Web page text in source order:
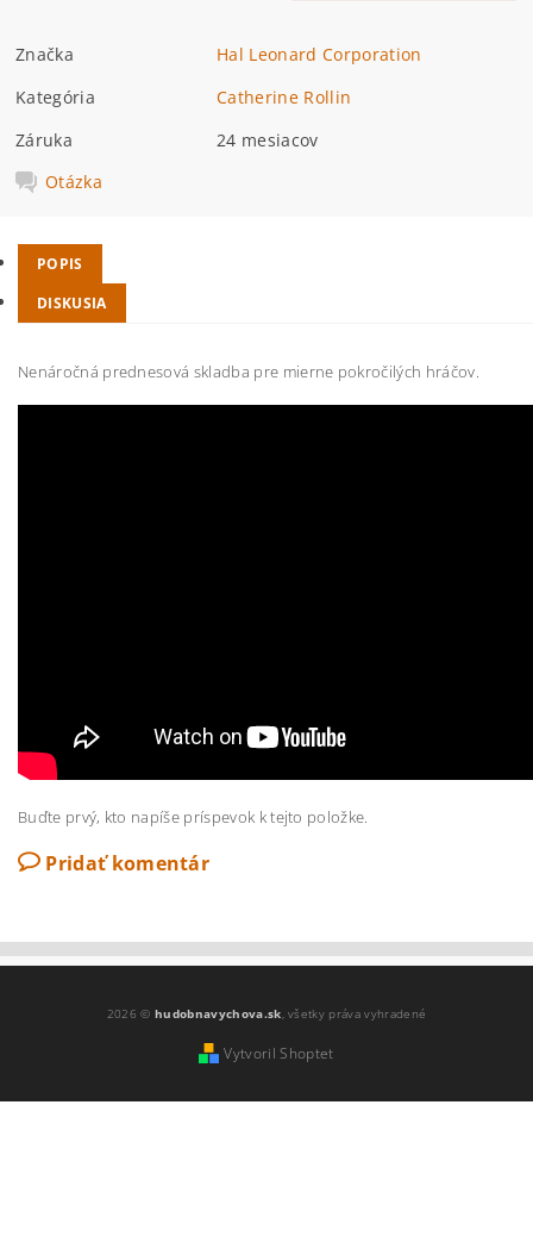
Značka
Hal Leonard Corporation
Kategória
Catherine Rollin
Záruka
24 mesiacov
Otázka
POPIS
DISKUSIA
Nenáročná prednesová skladba pre mierne pokročilých hráčov.
Buďte prvý, kto napíše príspevok k tejto položke.
Pridať komentár
2026 ©hudobnavychova.sk, všetky práva vyhradené
Vytvoril Shoptet